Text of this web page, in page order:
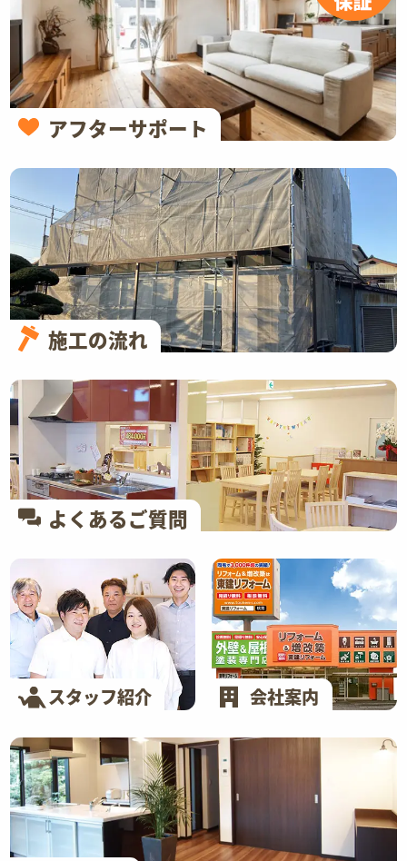
アフターサポート
施工の流れ
よくあるご質問
スタッフ紹介 会社案内